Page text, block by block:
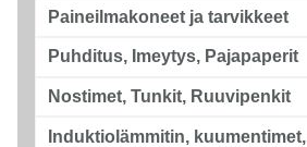
Paineilmakoneet ja tarvikkeet
Puhditus, Imeytys, Pajapaperit
Nostimet, Tunkit, Ruuvipenkit
Induktiolämmitin, kuumentimet,